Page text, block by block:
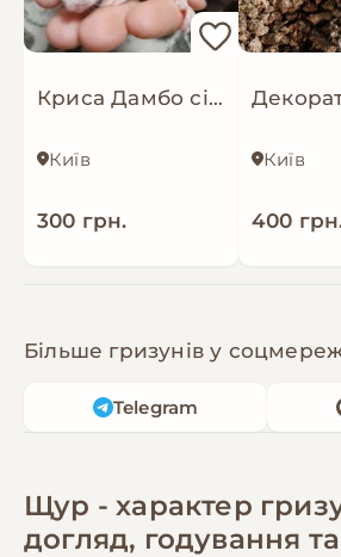
Криса Дамбо сіамська, щур, дівчатка та хлопці, однокольорові та п'ятнисті
Київ
300 грн.
Київ
400
Більше гризунів у
Telegram
Щур - характер
догляд, годування